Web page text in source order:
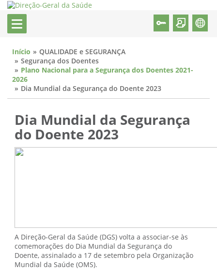
Início
QUALIDADE e SEGURANÇA
Segurança dos Doentes
Plano Nacional para a Segurança dos Doentes 2021-
2026
Dia Mundial da Segurança do Doente 2023
Dia Mundial da Segurança
do Doente 2023
A Direção-Geral da Saúde (DGS) volta a associar-se às
comemorações do Dia Mundial da Segurança do
Doente, assinalado a 17 de setembro pela Organização
Mundial da Saúde (OMS).